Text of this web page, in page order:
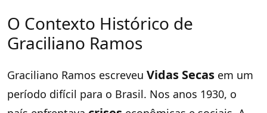
O Contexto Histórico de
Graciliano Ramos
Graciliano Ramos escreveu Vidas Secas em um
período difícil para o Brasil. Nos anos 1930, o